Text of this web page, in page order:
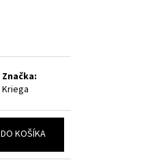
Značka:
Kriega
DO KOŠÍKA